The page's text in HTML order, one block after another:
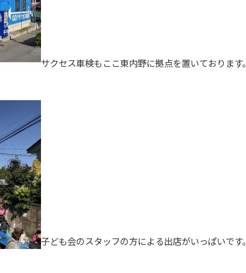
サクセス車検もここ東内野に拠点を置いております。
子ども会のスタッフの方による出店がいっぱいです。